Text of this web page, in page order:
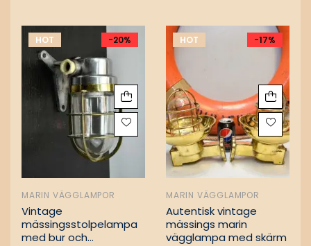
HOT -20%
MARIN VÄGGLAMPOR
Vintage
mässingsstolpelampa
med bur och
HOT -17%
MARIN VÄGGLAMPOR
Autentisk vintage
mässings marin
vägglampa med skärm